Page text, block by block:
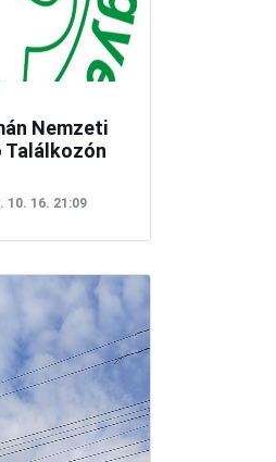
Nemzeti
Találkozón
10. 16. 21:09